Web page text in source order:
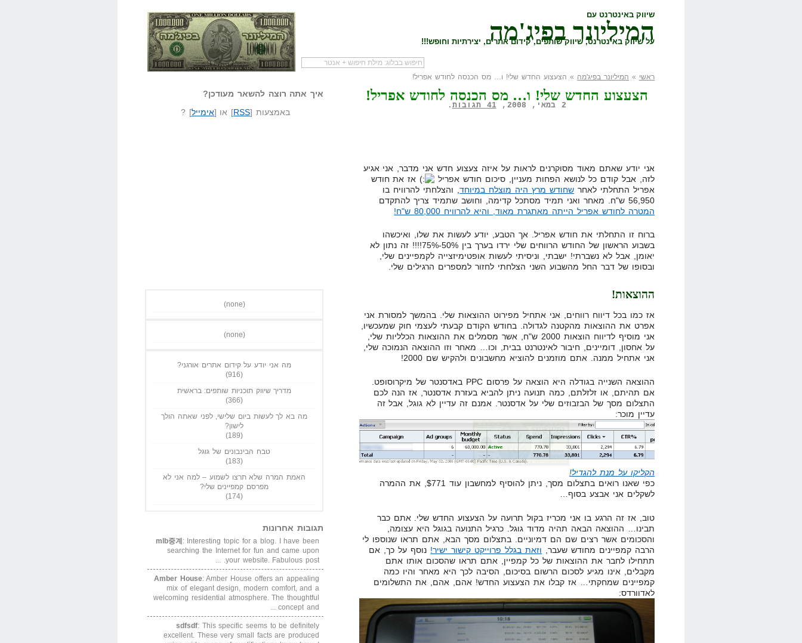
שיווק באינטרנט עם
המיליונר בפיג'מה
על שיווק באינטרנט, שיווק שותפים, קידום אתרים, יצירתיות וחופש!!!
שאל שאלה המיליונר בפיג'מה שיווק שותפים הבלוג
ראשי » המיליונר בפיג'מה » הצעצוע החדש שלי! ו… מס הכנסה לחודש אפריל!
הצעצוע החדש שלי! ו… מס הכנסה לחודש אפריל!
2 במאי, 2008, 41 תגובות .
אני יודע שאתם מאוד מסוקרנים לראות על איזה צעצוע חדש אני מדבר, אני אגיע
לזה, אבל קודם כל לנושא הפחות מעניין, סיכום חודש אפריל
אז את חודש
אפריל התחלתי לאחר שחודש מרץ היה מוצלח במיוחד, והצלחתי להרוויח בו
56,950 ש"ח. מאחר ואני תמיד מסתכל קדימה, וחושב שתמיד צריך להתקדם
המטרה לחודש אפריל הייתה מאתגרת מאוד, והיא להרוויח 80,000 ש"ח!
ברוח זו התחלתי את חודש אפריל. אך הטבע, יודע לעשות את שלו, ואיכשהו
בשבוע הראשון של החודש הרווחים שלי ירדו בערך בין 50%-75%!!!! זה נתון לא
יאומן, אבל לא נשברתי! ישבתי, וניסיתי לעשות אופטימיזצייה לקמפיינים שלי,
ובסופו של דבר החל מהשבוע השני הצלחתי לחזור למספרים הרגילים שלי.
ההוצאות!
אז כמו בכל דיווח רווחים, אני אתחיל מפירוט ההוצאות שלי. בהמשך למסורת אני
אפרט את ההוצאות מהקטנה לגדולה. בחודש הקודם קבעתי לעצמי חוק שמעכשיו,
אני מוסיף לדיווח הוצאות 2000 ש"ח, אשר מסמלים את ההוצאות הכלליות שלי,
על אחסון, דומיינים, חיבור לאינטרנט בבית, וכו… מאחר וזו ההוצאה הנמוכה שלי,
אני אתחיל ממנה. אתם מוזמנים להוציא מחשבונים ולהקיש שם 2000!
ההוצאה השנייה בגודלה היא הוצאה על פרסום PPC באדסנטר של מיקרוסופט.
אם תהיתם, או זלזלתם, כמה תנועה ניתן להביא בעזרת אדסנטר, אז הנה לכם
התצלום מסך של הבזבוזים שלי על אדסנטר. אמנם זה עדיין לא גוגל, אבל זה
עדיין מוכר:
הקליקו על מנת להגדיל!
כפי שאנו רואים בתצלום מסך, ניתן להוסיף למחשבון עוד $771, את ההמרה
לשקלים אני אבצע בסוף…
טוב, אז זה הרגע בו אני מכריז בקול תרועה על הצעצוע החדש שלי. אתם כבר
תבינו… ההוצאה הבאה תהיה מדוד גוגל. כרגיל התנועה בגוגל היא עצומה,
והסכומים אשר רצים שם הם דמיוניים. בתצלום מסך הבא, אתם תראו שנוספו לי
הרבה קמפיינים מחודש שעבר, וזאת בגלל פרוייקט קישור ישיר! נוסף על כך, אם
תתחילו לחבר את ההוצאות של כל קמפיין, אתם תראו שהסכום אותו אתם
מקבלים, אינו מגיע לסכום הרשום בסיכום, הסיבה לכך היא מאחר והיו כמה
קמפיינים שמחקתי… אז קבלו את הצעצוע החדש! אהם, אהם, את התשלומים
לאדוורדס:
איך אתה רוצה להשאר מעודכן?
באמצעות [RSS] או [אימייל] ?
(none)
(none)
מה אני יודע על קידום אתרים אורגני?
(916)
מדריך שיווק תוכניות שותפים: בראשית
(366)
מה בא לך לעשות ביום שלישי, לפני שאתה הולך
לישון?
(189)
טבח הבינבונים של גוגל
(183)
האמת המרה שלא תרצו לשמוע – למה אני לא
מפרסם קמפיינים שלי?
(174)
תגובות אחרונות
mlb중계 : Interesting topic for a blog. I have been
searching the Internet for fun and came upon
your website. Fabulous post. ...
Amber House: Amber House offers an appealing
mix of elegant design, modern comfort, and a
welcoming residential atmosphere. The thoughtful
concept and ...
sdfsdf: This specific seems to be definitely
excellent. These very small facts are produced